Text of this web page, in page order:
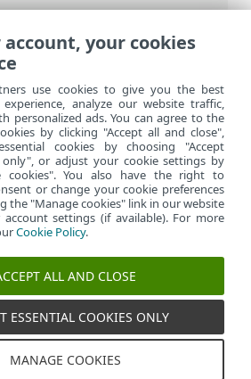
Mail Security>도구>분
감염 의심 파일
보기
account, your cookies
use cookies to give you the best
analyze our website traffic,
personalized ads. You can agree to the
by clicking "Accept all and close",
cookies by choosing "Accept
only", or adjust your cookie settings by
cookies". You also have the right to
or change your cookie preferences
the "Manage cookies" link in our website
settings (if available). For more
Cookie Policy.
ALL AND CLOSE
ESSENTIAL COOKIES ONLY
MANAGE COOKIES